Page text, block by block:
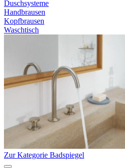
Duschsysteme
Handbrausen
Kopfbrausen
Waschtisch
Zur Kategorie Badspiegel